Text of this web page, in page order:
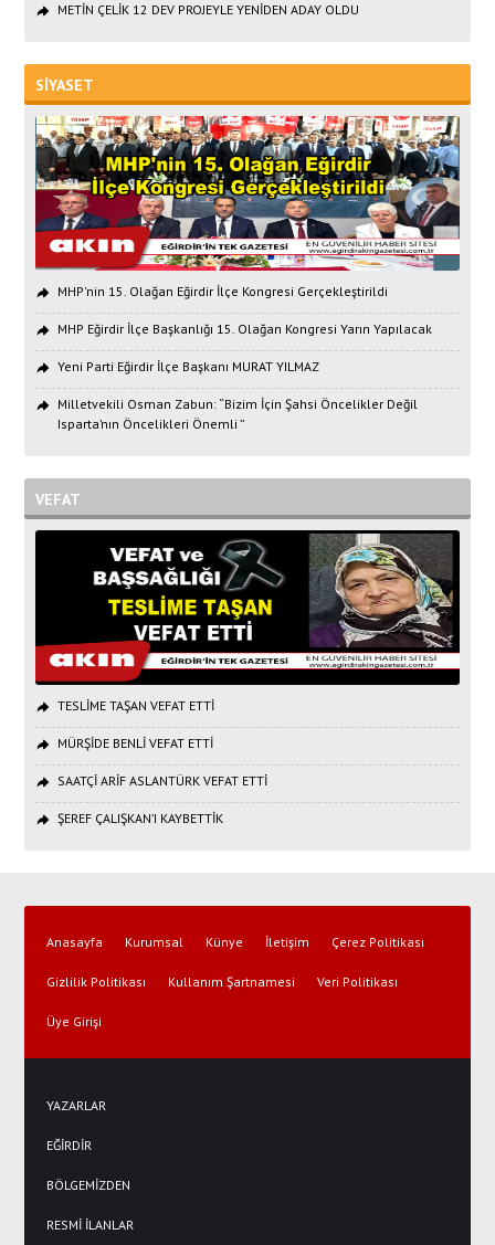
METİN ÇELİK 12 DEV PROJEYLE YENİDEN ADAY OLDU
SİYASET
MHP'nin 15. Olağan Eğirdir İlçe Kongresi Gerçekleştirildi
MHP Eğirdir İlçe Başkanlığı 15. Olağan Kongresi Yarın Yapılacak
Yeni Parti Eğirdir İlçe Başkanı MURAT YILMAZ
Milletvekili Osman Zabun: “Bizim İçin Şahsi Öncelikler Değil
Isparta’nın Öncelikleri Önemli ”
VEFAT
TESLİME TAŞAN VEFAT ETTİ
MÜRŞİDE BENLİ VEFAT ETTİ
SAATÇİ ARİF ASLANTÜRK VEFAT ETTİ
ŞEREF ÇALIŞKAN’I KAYBETTİK
Anasayfa Kurumsal Künye İletişim Çerez Politikası
Gizlilik Politikası Kullanım Şartnamesi Veri Politikası
Üye Girişi
YAZARLAR
EĞİRDİR
BÖLGEMİZDEN
RESMİ İLANLAR